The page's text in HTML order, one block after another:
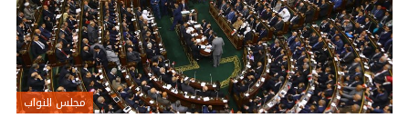
مجلس النواب